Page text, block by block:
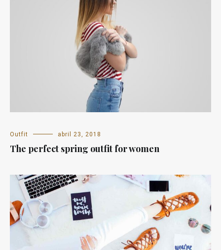
Outfit abril 23, 2018
The perfect spring outfit for women